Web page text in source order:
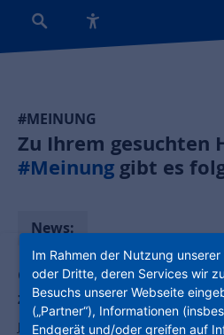
#MEINUNG
Zu Ihrem gesuchten
#Meinung gibt es
News:
Gemeinsam besser
zählt!
Jetzt mitmachen und gewinnen – bei
Im Rahmen der Nutzung
oder Dritte, deren Services wir
Besuchs unserer Webseite
(„Partner“), Informationen
Endgerät und/oder greifen auf